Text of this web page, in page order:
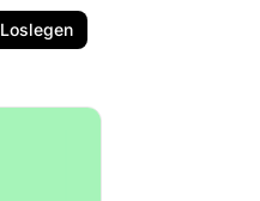
Loslegen